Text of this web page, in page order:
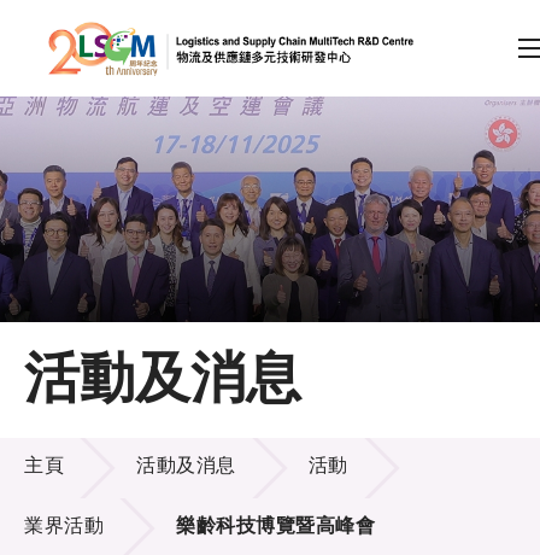
跳到內容（按回車鍵）
會員登入
A A EN 繁 简
主頁
關於LSCM
技術商品化
項目及資助計劃
活動及消息
活動及消息
主頁 活動及消息 活動
業界活動 樂齡科技博覽暨高峰會